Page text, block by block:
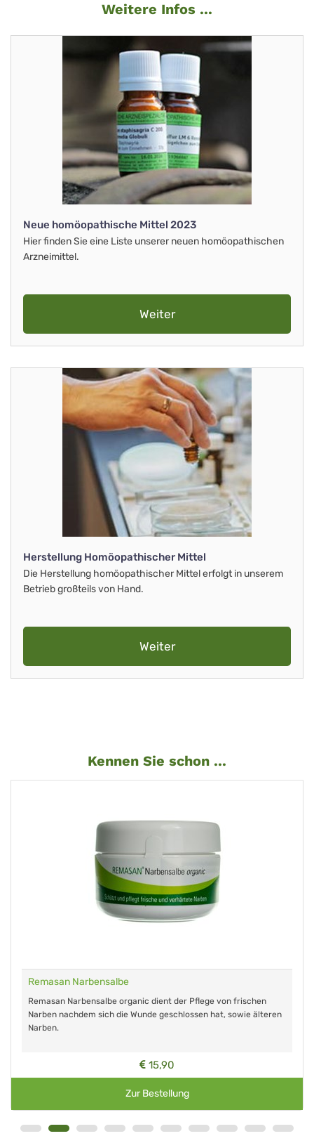
Weitere Infos ...
Neue homöopathische Mittel 2023
Hier finden Sie eine Liste unserer neuen homöopathischen
Arzneimittel.
Weiter
Herstellung Homöopathischer Mittel
Die Herstellung homöopathischer Mittel erfolgt in unserem
Betrieb großteils von Hand.
Weiter
Kennen Sie schon ...
Remasan Narbensalbe
Remasan Narbensalbe organic dient der Pflege von frischen
Narben nachdem sich die Wunde geschlossen hat, sowie älteren
Narben.
15,90
Zur Bestellung